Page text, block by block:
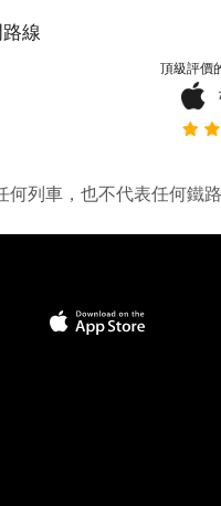
線
頂級評價
列車，也不代表任何鐵